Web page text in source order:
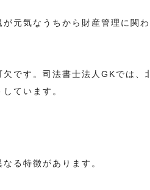
元気なうちから財産管理に関
です。司法書士法人GKでは、
ています。
る特徴があります。